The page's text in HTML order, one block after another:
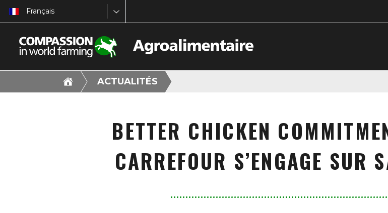
Français
ACTUALITÉS
BETTER CHICKEN
CARREFOUR S’ENGAGE SUR